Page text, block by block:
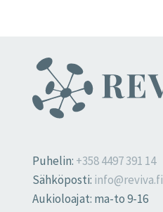
Puhelin: +358 4497 391 14
Sähköposti: info@reviva.fi
Aukioloajat: ma-to 9-16